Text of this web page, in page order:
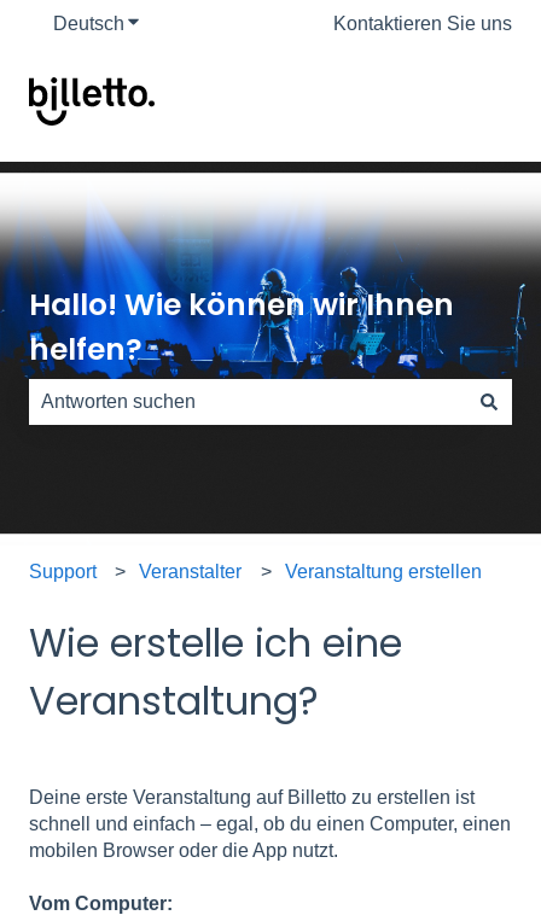
Deutsch Untermenü für Übersetzungen anzeigen
Kontaktieren Sie uns
Hallo! Wie können wir Ihnen
helfen?
Support Veranstalter Veranstaltung erstellen
Wie erstelle ich eine
Veranstaltung?
Deine erste Veranstaltung auf Billetto zu erstellen ist
schnell und einfach – egal, ob du einen Computer, einen
mobilen Browser oder die App nutzt.
Vom Computer: